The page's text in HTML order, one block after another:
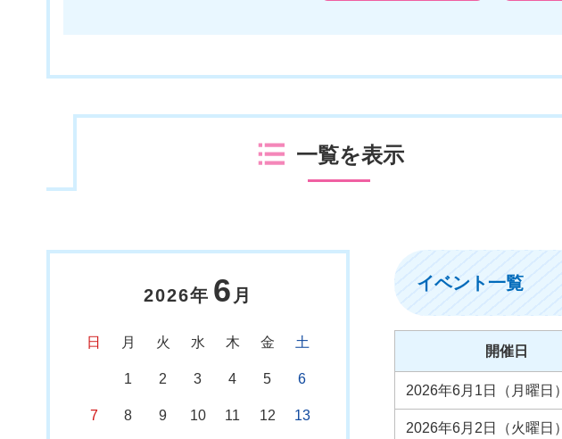
一覧を表示
2026年 6 月
日 月 火 水 木 金 土
1 2 3 4 5 6
7 8 9 10 11 12 13
イベント一覧
開催日
2026年6月1日（月曜日）
2026年6月2日（火曜日）